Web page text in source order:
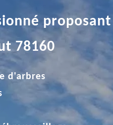
78160
d'arbres